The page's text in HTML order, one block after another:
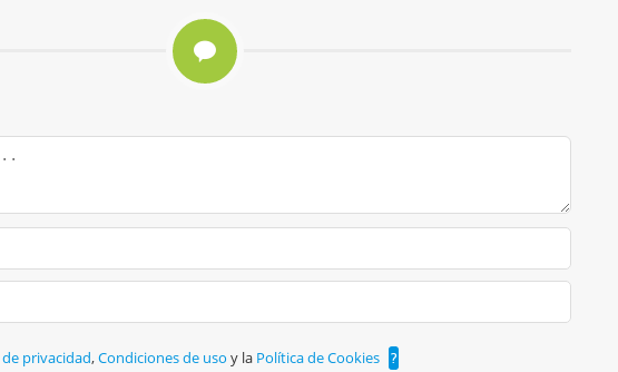
privacidad,Condiciones de uso y la Política de Cookies ?